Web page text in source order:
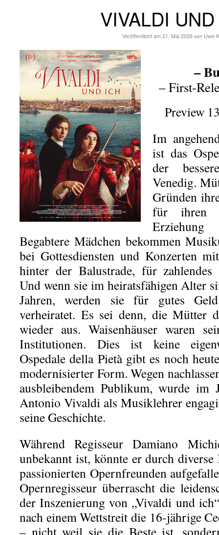
VIVALDI
Veröffentlicht am 21. Mai 2026 von Uwe
–
– First-
Preview
Im
ist das
der
Venedig.
Gründen
für ihren
Begabtere Mädchen bekommen
bei Gottesdiensten und Konzerten
hinter der Balustrade, für zahlendes
Und wenn sie im heiratsfähigen Alter
Jahren, werden sie für gutes
verheiratet. Es sei denn, die Mütter
wieder aus. Waisenhäuser waren
Institutionen. Dies ist keine
Ospedale della Pietà gibt es noch
modernisierter Form. Wegen
ausbleibendem Publikum, wurde
Antonio Vivaldi als Musiklehrer
seine Geschichte.
Während Regisseur Damiano
unbekannt ist, könnte er durch diverse
passionierten Opernfreunden
Opernregisseur überrascht die
der Inszenierung von „Vivaldi und
nach einem Wettstreit die 16-jährige
– nicht weil sie die Beste ist,